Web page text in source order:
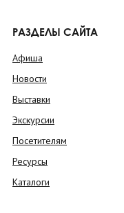
РАЗДЕЛЫ САЙТА
Афиша
Новости
Выставки
Экскурсии
Посетителям
Ресурсы
Каталоги